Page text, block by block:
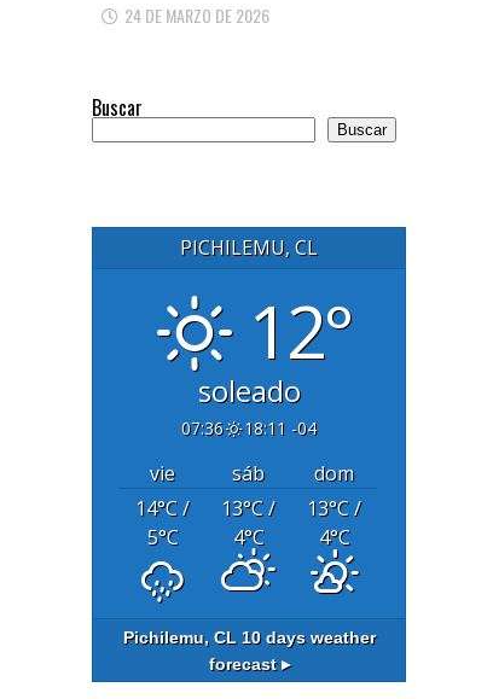
24 DE MARZO DE 2026
Buscar
Buscar
PICHILEMU, CL
12°
soleado
07:36 18:11 -04
vie sáb
dom
14°C/
5°C
13°C/
4°C
13°C/
4°C
Pichilemu, CL 10 days weather
forecast ▸